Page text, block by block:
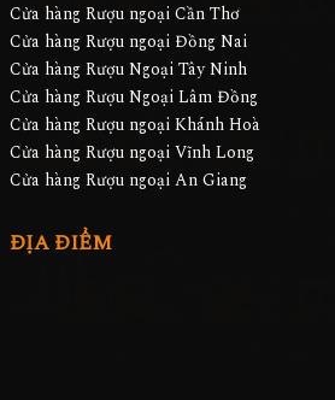
Cửa hàng Rượu ngoại Cần Thơ
Cửa hàng Rượu ngoại Đồng Nai
Cửa hàng Rượu Ngoại Tây Ninh
Cửa hàng Rượu Ngoại Lâm Đồng
Cửa hàng Rượu ngoại Khánh Hoà
Cửa hàng Rượu ngoại Vĩnh Long
Cửa hàng Rượu ngoại An Giang
ĐỊA ĐIỂM